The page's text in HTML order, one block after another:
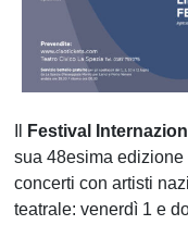
Festival
sua 48esima
concerti con artisti
teatrale: venerdì 1 e